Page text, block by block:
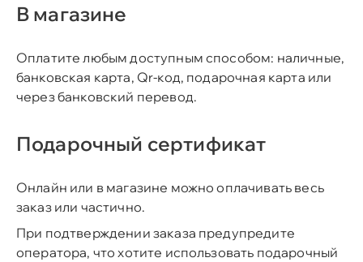
В магазине
Оплатите любым доступным способом: наличные,
банковская карта, Qr-код, подарочная карта или
через банковский перевод.
Подарочный сертификат
Онлайн или в магазине можно оплачивать весь
заказ или частично.
При подтверждении заказа предупредите
оператора, что хотите использовать подарочный